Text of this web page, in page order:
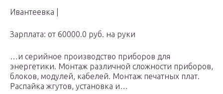
Ивантеевка |
Зарплата: от 60000.0 руб. на руки
…и серийное производство приборов для
энергетики. Монтаж различной сложности приборов,
блоков, модулей, кабелей. Монтаж печатных плат.
Распайка жгутов, установка и…